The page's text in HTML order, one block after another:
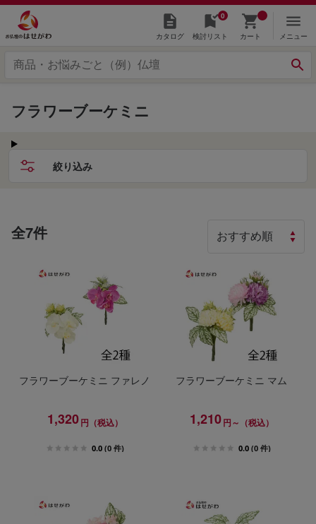
カタログ
0
検討リスト カート メニュー
フラワーブーケミニ
全7件
絞り込み
フラワーブーケミニ ファレノ
1,320円（税込）
0.0 (0 件)
フラワーブーケミニ マム
1,210円～（税込）
0.0 (0 件)